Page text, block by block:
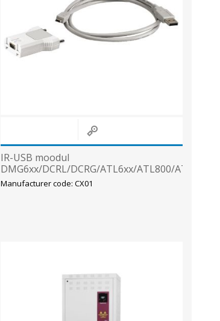
IR-USB moodul
DMG6xx/DCRL/DCRG/ATL6xx/ATL800/ATL900-
le, Lovato
Manufacturer code: CX01